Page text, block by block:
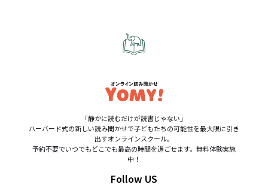
「静かに読むだけが読書じゃない」
ハーバード式の新しい読み聞かせで子どもたちの可能性を最大限に引き
出すオンラインスクール。
予約不要でいつでもどこでも最高の時間を過ごせます。無料体験実施
中！
Follow US